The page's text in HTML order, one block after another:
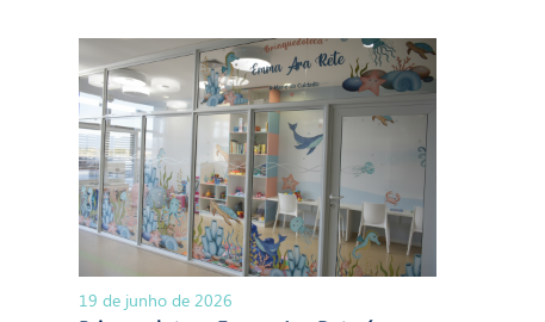
19 de junho de 2026